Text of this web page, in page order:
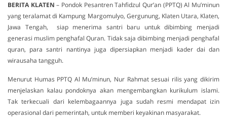
BERITA KLATEN – Pondok Pesantren Tahfidzul Qur’an (PPTQ) Al Mu’minun
yang teralamat di Kampung Margomulyo, Gergunung, Klaten Utara, Klaten,
Jawa Tengah, siap menerima santri baru untuk dibimbing menjadi
generasi muslim penghafal Quran. Tidak saja dibimbing menjadi penghafal
quran, para santri nantinya juga dipersiapkan menjadi kader dai dan
wirausaha tangguh.
Menurut Humas PPTQ Al Mu’minun, Nur Rahmat sesuai rilis yang dikirim
menjelaskan kalau pondoknya akan mengembangkan kurikulum islami.
Tak terkecuali dari kelembagaannya juga sudah resmi mendapat izin
operasional dari pemerintah, untuk memberi keyakinan masyarakat.